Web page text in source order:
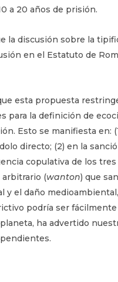
a 20 años de prisión.
la discusión sobre la
en el Estatuto de
esta propuesta
la definición de
Esto se manifiesta en:
directo; (2) en la
copulativa de los
arbitrario (wanton) que
el daño
podría ser
ha advertido